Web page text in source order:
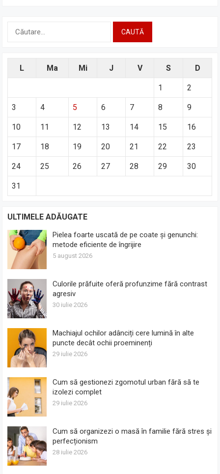
L Ma Mi J V S D
1 2
3 4 5 6 7 8 9
10 11 12 13 14 15 16
17 18 19 20 21 22 23
24 25 26 27 28 29 30
31
ULTIMELE ADĂUGATE
Pielea foarte uscată de pe coate și genunchi:
metode eficiente de îngrijire
5 august 2026
Culorile prăfuite oferă profunzime fără contrast
agresiv
30 iulie 2026
Machiajul ochilor adânciți cere lumină în alte
puncte decât ochii proeminenți
29 iulie 2026
Cum să gestionezi zgomotul urban fără să te
izolezi complet
29 iulie 2026
Cum să organizezi o masă în familie fără stres și
perfecționism
28 iulie 2026